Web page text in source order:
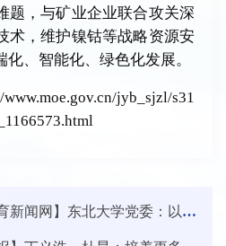
题，与矿业企业联合攻关深
术，维护镍钴等战略资源安
、智能化、绿色化发展。
jyb_sjzl/s31
学党委：以习近平总书记重要回信精神为指引 合力擘画学校基层党建“同心圆”